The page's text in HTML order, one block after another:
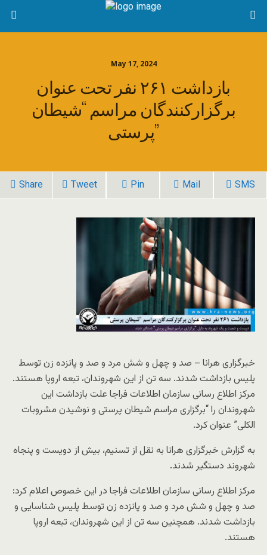
May 17, 2024
بازداشت ۲۶۱ نفر تحت عنوان
برگزارکنندگان مراسم “شیطان
پرستی”
Share Tweet Pin Mail SMS
خبرگزاری هرانا – صد و چهل و شش مرد و صد و پانزده زن توسط
پلیس بازداشت شدند. سه تن از این شهروندان، تبعه اروپا هستند.
مرکز اطلاع رسانی سازمان اطلاعات فراجا علت بازداشت این
شهروندان را “برگزاری مراسم شیطان پرستی و نوشیدن مشروبات
الکلی” عنوان کرد.
به گزارش خبرگزاری هرانا به نقل از تسنیم، بیش از دویست و پنجاه
شهروند دستگیر شدند.
مرکز اطلاع رسانی سازمان اطلاعات فراجا در این خصوص اعلام کرد:
صد و چهل و شش مرد و صد و پانزده زن توسط پلیس شناسایی و
بازداشت شدند. همچنین سه تن از این شهروندان، تبعه اروپا
هستند.